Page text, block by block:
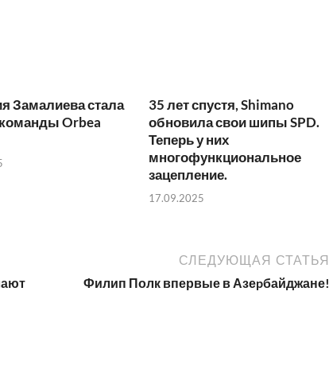
Замалиева стала
Orbea
35 лет спустя, Shimano
обновила свои шипы SPD.
Теперь у них
многофункциональное
зацепление.
17.09.2025
СЛЕДУЮЩАЯ СТАТЬЯ
Филип Полк впервые в Азеpбайджане!